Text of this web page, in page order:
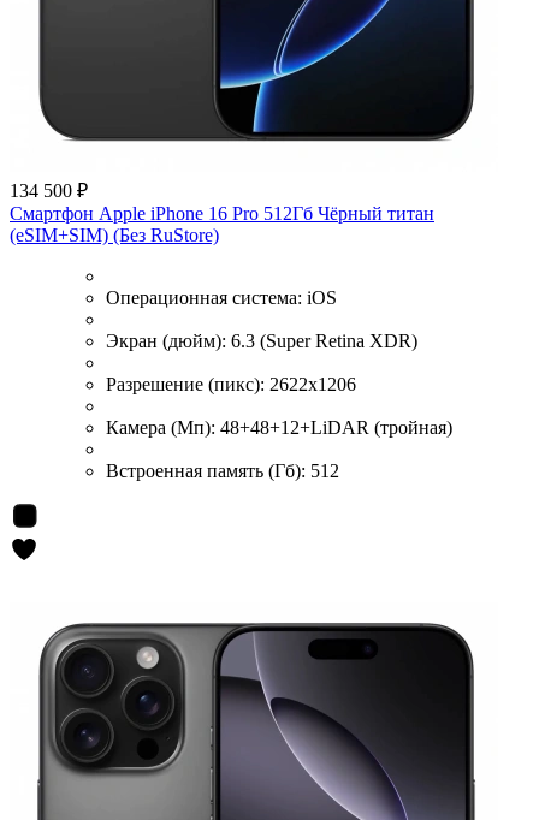
134 500 ₽
Смартфон Apple iPhone 16 Pro 512Гб Чёрный титан
(eSIM+SIM) (Без RuStore)
Операционная система: iOS
Экран (дюйм): 6.3 (Super Retina XDR)
Разрешение (пикс): 2622x1206
Камера (Мп): 48+48+12+LiDAR (тройная)
Встроенная память (Гб): 512